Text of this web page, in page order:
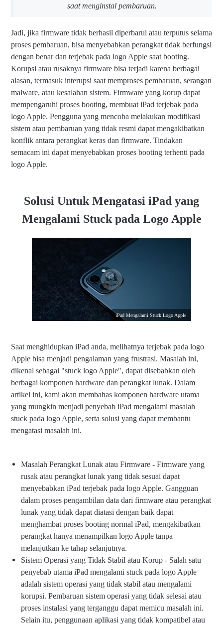
saat menginstal pembaruan.
Jadi, jika firmware tidak berhasil diperbarui atau terputus selama
proses pembaruan, bisa menyebabkan perangkat tidak berfungsi
dengan benar dan terjebak pada logo Apple saat booting.
Korupsi atau rusaknya firmware bisa terjadi karena berbagai
alasan, termasuk interupsi saat memproses pembaruan, serangan
malware, atau kesalahan sistem. Firmware yang korup dapat
mempengaruhi proses booting, membuat iPad terjebak pada
logo Apple. Pengguna yang mencoba melakukan modifikasi
sistem atau pembaruan yang tidak resmi dapat mengakibatkan
konflik antara perangkat keras dan firmware. Tindakan
semacam ini dapat menyebabkan proses booting terhenti pada
logo Apple.
Solusi Untuk Mengatasi iPad yang
Mengalami Stuck pada Logo Apple
iPad Mengalami Stuck Logo Apple
Saat menghidupkan iPad anda, melihatnya terjebak pada logo
Apple bisa menjadi pengalaman yang frustrasi. Masalah ini,
dikenal sebagai "stuck logo Apple", dapat disebabkan oleh
berbagai komponen hardware dan perangkat lunak. Dalam
artikel ini, kami akan membahas komponen hardware utama
yang mungkin menjadi penyebab iPad mengalami masalah
stuck pada logo Apple, serta solusi yang dapat membantu
mengatasi masalah ini.
Masalah Perangkat Lunak atau Firmware - Firmware yang
rusak atau perangkat lunak yang tidak sesuai dapat
menyebabkan iPad terjebak pada logo Apple. Gangguan
dalam proses pengambilan data dari firmware atau perangkat
lunak yang tidak dapat diatasi dengan baik dapat
menghambat proses booting normal iPad, mengakibatkan
perangkat hanya menampilkan logo Apple tanpa
melanjutkan ke tahap selanjutnya.
Sistem Operasi yang Tidak Stabil atau Korup - Salah satu
penyebab utama iPad mengalami stuck pada logo Apple
adalah sistem operasi yang tidak stabil atau mengalami
korupsi. Pembaruan sistem operasi yang tidak selesai atau
proses instalasi yang terganggu dapat memicu masalah ini.
Selain itu, penggunaan aplikasi yang tidak kompatibel atau